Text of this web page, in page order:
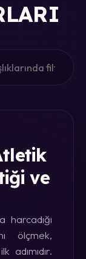
ve
harcadığı
ölçmek,
adımıdır.